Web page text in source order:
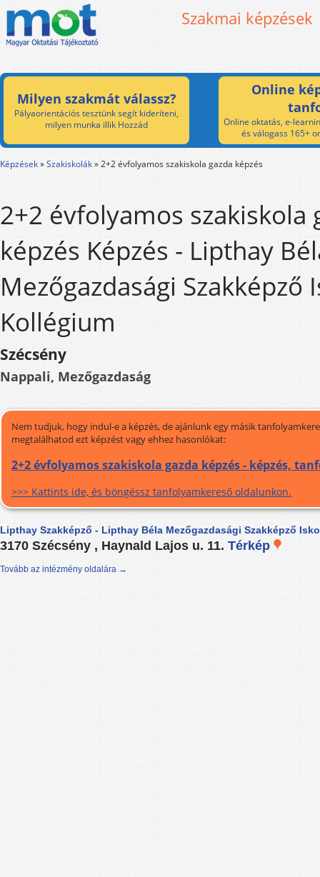
Szakmai képzések
Milyen szakmát válassz?
Pályaorientációs tesztünk segít kideríteni,
milyen munka illik Hozzád
Online
Online oktatás, e-
és válogass 165+
Képzések»Szakiskolák»2+2 évfolyamos szakiskola gazda képzés
2+2 évfolyamos szakiskola
képzés Képzés - Lipthay
Mezőgazdasági Szakképző
Kollégium
Szécsény
Nappali, Mezőgazdaság
Nem tudjuk, hogy indul-e a képzés, de ajánlunk egy másik
megtalálhatod ezt képzést vagy ehhez hasonlókat:
2+2 évfolyamos szakiskola gazda képzés - képzés,
>>> Kattints ide, és böngéssz tanfolyamkereső oldalunkon.
Lipthay Szakképző - Lipthay Béla Mezőgazdasági Szakképző
3170 Szécsény , Haynald Lajos u. 11. Térkép
Tovább az intézmény oldalára →